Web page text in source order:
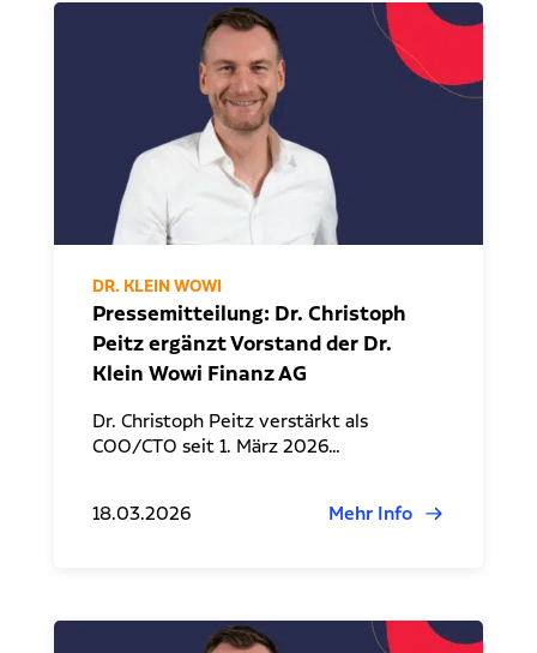
Regionale Experten
Kontakt aufnehmen
Pressekontakt
Dr. Klein Wowi Business Lunch
Investitionsrechnung trifft Unternehmensplanung
WOWIPORT: Einfach zu lernen, einfach zu bedienen
Alle Veranstaltungen anzeigen
DR. KLEIN WOWI
Pressemitteilung: Dr. Christoph
Peitz ergänzt Vorstand der Dr.
Klein Wowi Finanz AG
Dr. Christoph Peitz verstärkt als
COO/CTO seit 1. März 2026…
18.03.2026 Mehr Info